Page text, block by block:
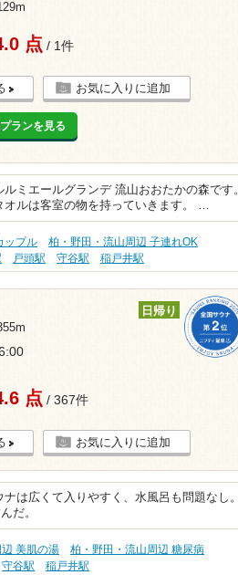
点 / 1件
お気に入りに追加
ランを見る
ミエールグランデ 流山おおたかの森です
オルは客室の物を持っていきます。 …
ップル
柏・野田・流山周辺 子連れOK
戸頭駅 守谷駅 稲戸井駅
日帰り
点 / 367件
お気に入りに追加
は広くて入りやすく、水風呂も問題なし
だ。
美肌の湯
柏・野田・流山周辺 糖尿病
守谷駅 稲戸井駅